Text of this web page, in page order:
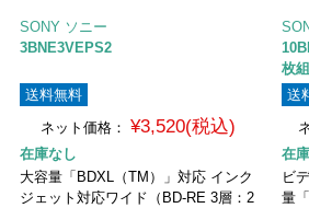
SONY ソニー
3BNE3VEPS2
送料無料
ネット価格： ¥3,520(税込)
在庫なし
大容量「BDXL（TM）」対応 インク
ジェット対応ワイド（BD-RE 3層：2
枚
送
在
ビ
量